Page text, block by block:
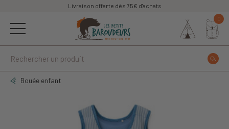
Livraison offerte dès 75€ d'achats
0
Bouée enfant